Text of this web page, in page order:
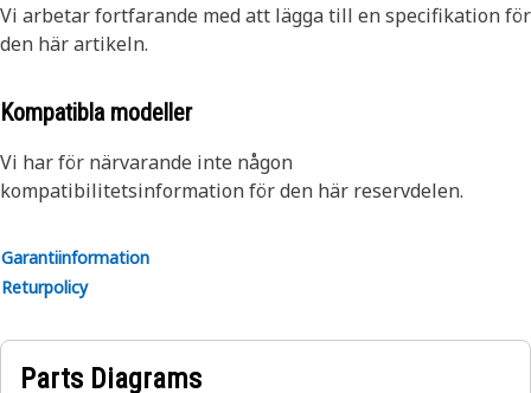
Vi arbetar fortfarande med att lägga till en specifikation för
den här artikeln.
Kompatibla modeller
Vi har för närvarande inte någon
kompatibilitetsinformation för den här reservdelen.
Garantiinformation
Returpolicy
Parts Diagrams